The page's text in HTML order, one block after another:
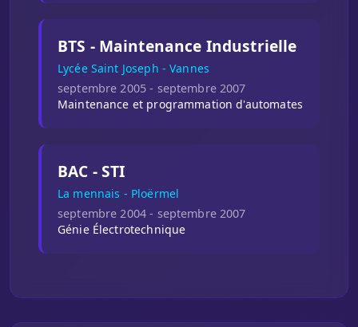
BTS - Maintenance Industrielle
Lycée Saint Joseph - Vannes
septembre 2005 - septembre 2007
Maintenance et programmation d'automates
BAC - STI
La mennais - Ploërmel
septembre 2004 - septembre 2007
Génie Électrotechnique